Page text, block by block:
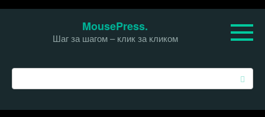
MousePress.
Шаг за шагом – клик за кликом
о
с